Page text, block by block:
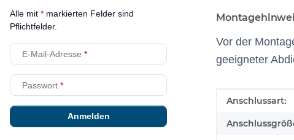
Vor der
geeigneter
Wert
Anschlussart:
Alle mit * markierten Felder sind
Pflichtfelder.
E-Mail-Adresse
Passwort
Anmelden